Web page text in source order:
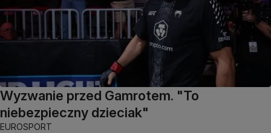
Wyzwanie przed Gamrotem. "To
niebezpieczny dzieciak"
EUROSPORT